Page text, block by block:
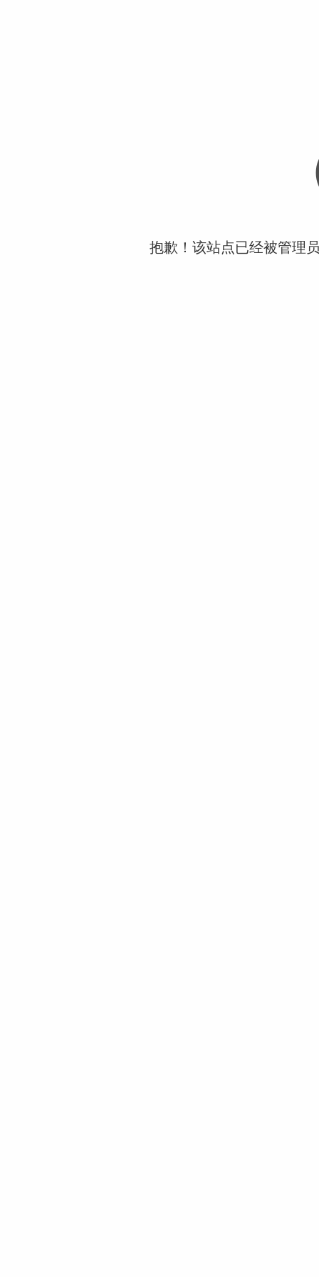
抱歉！该站点已经被管理